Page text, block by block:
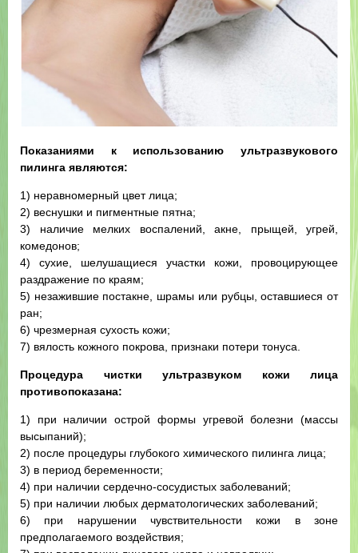
Показаниями к использованию ультразвукового
пилинга являются:
1) неравномерный цвет лица;
2) веснушки и пигментные пятна;
3) наличие мелких воспалений, акне, прыщей, угрей,
комедонов;
4) сухие, шелушащиеся участки кожи, провоцирующее
раздражение по краям;
5) незажившие постакне, шрамы или рубцы, оставшиеся от
ран;
6) чрезмерная сухость кожи;
7) вялость кожного покрова, признаки потери тонуса.
Процедура чистки ультразвуком кожи лица
противопоказана:
1) при наличии острой формы угревой болезни (массы
высыпаний);
2) после процедуры глубокого химического пилинга лица;
3) в период беременности;
4) при наличии сердечно-сосудистых заболеваний;
5) при наличии любых дерматологических заболеваний;
6) при нарушении чувствительности кожи в зоне
предполагаемого воздействия;